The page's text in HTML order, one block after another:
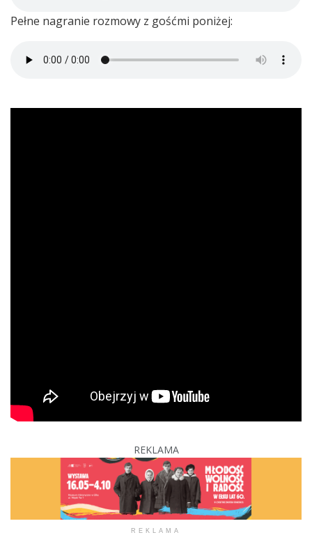
Pełne nagranie rozmowy z gośćmi poniżej:
REKLAMA
REKLAMA